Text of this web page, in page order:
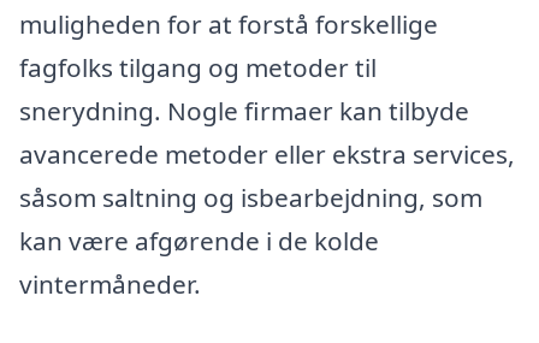
muligheden for at forstå forskellige
fagfolks tilgang og metoder til
snerydning. Nogle firmaer kan tilbyde
avancerede metoder eller ekstra services,
såsom saltning og isbearbejdning, som
kan være afgørende i de kolde
vintermåneder.